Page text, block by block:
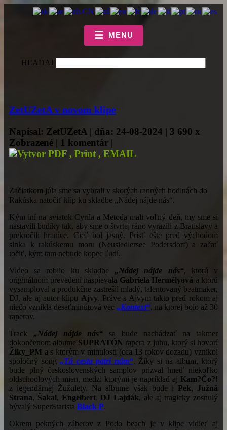
☰ MENU
HĽADAJ
ZetUZetA v novom klipe
Napísal: ZetUZetA | dňa: 24-08-2024 | 3 690 x
Zobrazené | 1 komentár |
Začiatkom júla sme sa vybrali v skorých ranných hodinách do
Rakúska natočiť klip ku skladbe „Nádej nájde nás“.
Kým iní na sviatok Cyrila a Metoda mali voľný deň, my sme si
nastavili budíky tak, aby sme o štvrtej ráno vyrazili z Bratislavy a
prekročili hranice. Cieľ bol jasný. Prísť ešte pred východom
slnka k rakúskemu moru (Neusiedlersee Podersdorf) a začať
točiť, kým tam nebude kopec ľudí.
Video sa robilo ku skladbe „Nádej nájde nás“, ktorú v
originálnom prevedení naspievala Gabriela Hermélyová a ktorú
vysamploval a produkčne zastrešil mladý, talentovaný beatmaker,
DJ, ale aj autor klipu Ajvy. Práve s Ajvym takto pred rokom aj
niečo vznikla desaťminútová vec „Kontext“, na ktorej bolo až 30
raperov.
Track „Nádej nájde nás“ sa bude nachádzať na takmer
dokončenom albume SUPRATÓN rapera z juhu, ktorý si hovorí
Žiky_PM a s ktorým v minulosti (cca 13 rokov dozadu) vznikol
spoločný song „Tá cesta patrí nám“. Žiky si na album, ktorý
bude plný československých samplov prizval hneď niekoľko
oldschoolových mien, medzi ktorými je napríklad aj Kam?Čo?!
z legendárnej Žužulety. Na albume však bude i Pek, Južná
Strana, Šakal, Engelbert, DJ Lajdák, ale aj tragicky zosnulý
bývalý SuperStarista Black P.
Okrem pekných záberov z Podo beach je v klipe vidieť aj